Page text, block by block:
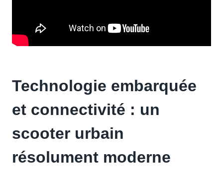
Technologie embarquée
et connectivité : un
scooter urbain
résolument moderne